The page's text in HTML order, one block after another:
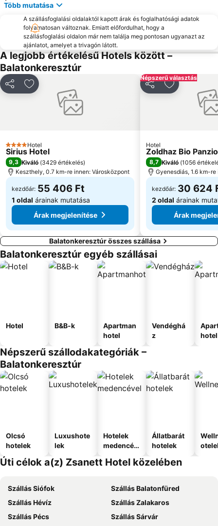
Tapolca Belváros
Balatonföldvár Vasútállomás
Borhetek
Anna-bál
Szigligeti Vár
Festetics-kastély
Hévízi Borünnep
Balatonlellei Borhét
Annagora Aquapark
Balatoni Gőzös
Balatoni Hal- és Borünnep
Kvassay sétány
Húsvéti Programok Balatonfüreden
International Dance Festival
Zalakaros Buszpályaudvar
Fehér Szalag Vitorlás Verseny
Egregyi borút
Több mutatása
A szállásfoglalási oldalaktól kapott árak és foglalhatósági adatok
folyamatosan változnak. Emiatt előfordulhat, hogy a
szállásfoglalási oldalon már nem találja meg pontosan ugyanazt az
ajánlatot, amelyet a trivagón látott.
A legjobb értékelésű Hotels között –
Balatonkeresztúr
MegosztásHozzáadás a kedvencekhez
4 Kategória
Hotel
Sirius Hotel
9,3 Kiváló (3429 értékelés)
Keszthely, 0.7 km-re innen: Városközpont
kezdőár: 55 406 Ft
1 oldal árainak mutatása
Árak megjelenítése
Népszerű választás
MegosztásHozzáadás
Hotel
Zoldhaz Bio Panzio
8,7 Kiváló (1056
Gyenesdiás, 1.6 km-
kezdőár: 30 624
2 oldal árainak
Árak
Balatonkeresztúr összes szállása
Balatonkeresztúr egyéb szállásai
Hotel B&B-k
Apartman
hotel
Vendéghá
z
hotel
Népszerű szállodakategóriák –
Balatonkeresztúr
Olcsó
hotelek
Luxushote
lek
Hotelek
medencév
Állatbarát
hotelek
Úti célok a(z) Zsanett Hotel közelében
Szállás Siófok
Szállás Balatonfüred
Szállás Hévíz
Szállás Zalakaros
Szállás Pécs
Szállás Sárvár